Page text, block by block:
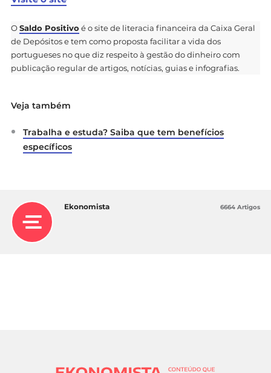
OSaldo Positivo é o site de literacia financeira da Caixa Geral
de Depósitos e tem como proposta facilitar a vida dos
portugueses no que diz respeito à gestão do dinheiro com
publicação regular de artigos, notícias, guias e infografias.
Veja também
Trabalha e estuda? Saiba que tem benefícios
específicos
Ekonomista 6664 Artigos